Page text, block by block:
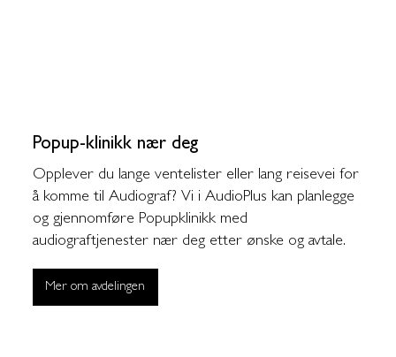
Popup-klinikk nær deg
Opplever du lange ventelister eller lang reisevei for
å komme til Audiograf? Vi i AudioPlus kan planlegge
og gjennomføre Popupklinikk med
audiograftjenester nær deg etter ønske og avtale.
Mer om avdelingen